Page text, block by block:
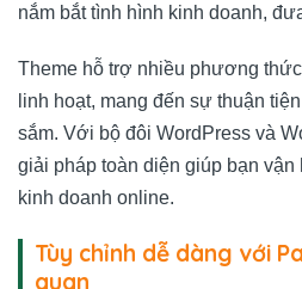
nắm bắt tình hình kinh doanh,
Theme hỗ trợ nhiều phương
linh hoạt, mang đến sự thuận
sắm. Với bộ đôi WordPress và
giải pháp toàn diện giúp bạn vận
kinh doanh online.
Tùy chỉnh dễ dàng với
quan